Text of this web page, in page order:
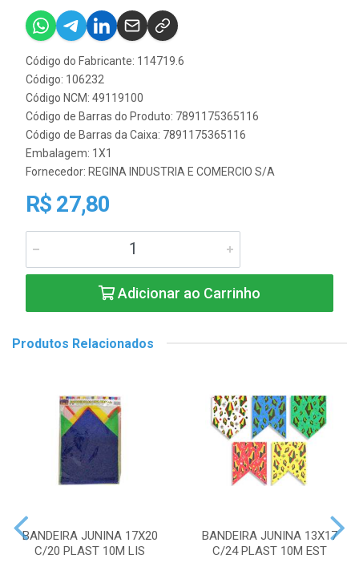
Código do Fabricante: 114719.6
Código: 106232
Código NCM: 49119100
Código de Barras do Produto: 7891175365116
Código de Barras da Caixa: 7891175365116
Embalagem: 1X1
Fornecedor: REGINA INDUSTRIA E COMERCIO S/A
R$ 27,80
Adicionar ao Carrinho
Produtos Relacionados
BANDEIRA JUNINA 17X20
C/20 PLAST 10M LIS
BANDEIRA JUNINA 13X17
C/24 PLAST 10M EST